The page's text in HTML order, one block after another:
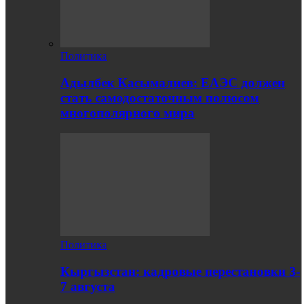
Политика
Адылбек Касымалиев: ЕАЭС должен
стать самодостаточным полюсом
многополярного мира
Политика
Кыргызстан: кадровые перестановки 3-
7 августа